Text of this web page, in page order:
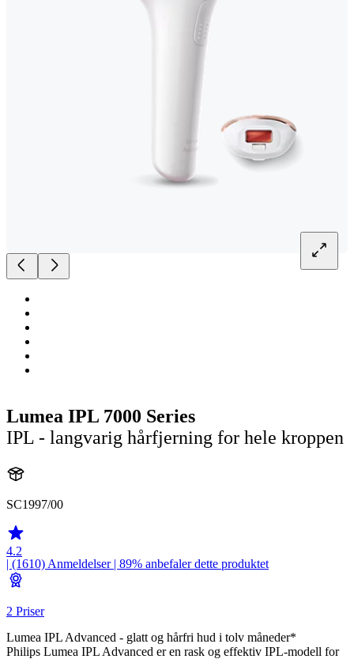
Lumea IPL 7000 Series
IPL - langvarig hårfjerning for hele kroppen
SC1997/00
4.2
| (1610) Anmeldelser| 89% anbefaler dette produktet
2 Priser
Lumea IPL Advanced - glatt og hårfri hud i tolv måneder*
Philips Lumea IPL Advanced er en rask og effektiv IPL-modell for